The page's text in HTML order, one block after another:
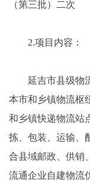
（第三批）二次
2.项目内容：
延吉市县级物流
本市和乡镇物流枢
和乡镇快递物流站
拣、包装、运输、
合县域邮政、供销
流通企业自建物流